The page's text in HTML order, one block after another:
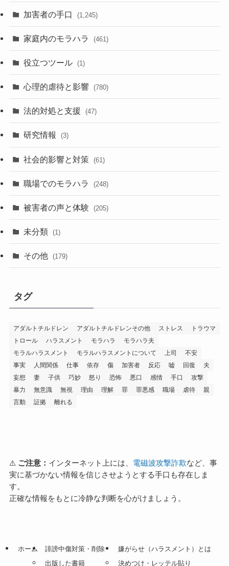
加害者の手口 (1,245)
家庭内のモラハラ (461)
役立つツール (1)
心理的虐待と影響 (780)
法的対処と支援 (47)
研究情報 (3)
社会的影響と対策 (61)
職場でのモラハラ (248)
被害者の声と体験 (205)
未分類 (1)
その他 (179)
タグ
アダルトチルドレン アダルトチルドレンその他 ストレス
トラウマ
トロール
ハラスメント モラハラ
モラハラ夫
モラルハラスメント
モラルハラスメントについて 上司
不安
事実
人間関係 仕事 依存 傷 加害者 反応 嘘 回復
夫
妄想
妻 子供 巧妙 怒り 恐怖 悪口 感情 手口
攻撃
暴力
無意識 無視 理由 理解 罪 罪悪感 職場 虐待
親
言動
証拠 離れる
⚠️ ご注意： インターネット上には、 電磁波攻撃詐欺など、事
実に基づかない情報を信じさせようとする手口も存在しま
す。
正確な情報をもとに冷静な判断を心がけましょう。
ホーム
誹謗中傷対策・削除
出版した書籍
嫌がらせ（ハラスメント）とは
決めつけ・レッテル貼り